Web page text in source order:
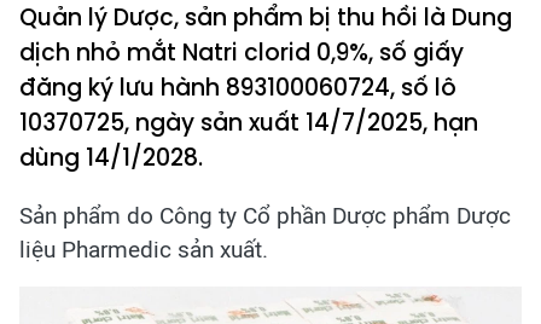
Quản lý Dược, sản phẩm bị thu hồi là Dung
dịch nhỏ mắt Natri clorid 0,9%, số giấy
đăng ký lưu hành 893100060724, số lô
10370725, ngày sản xuất 14/7/2025, hạn
dùng 14/1/2028.
Sản phẩm do Công ty Cổ phần Dược phẩm Dược
liệu Pharmedic sản xuất.